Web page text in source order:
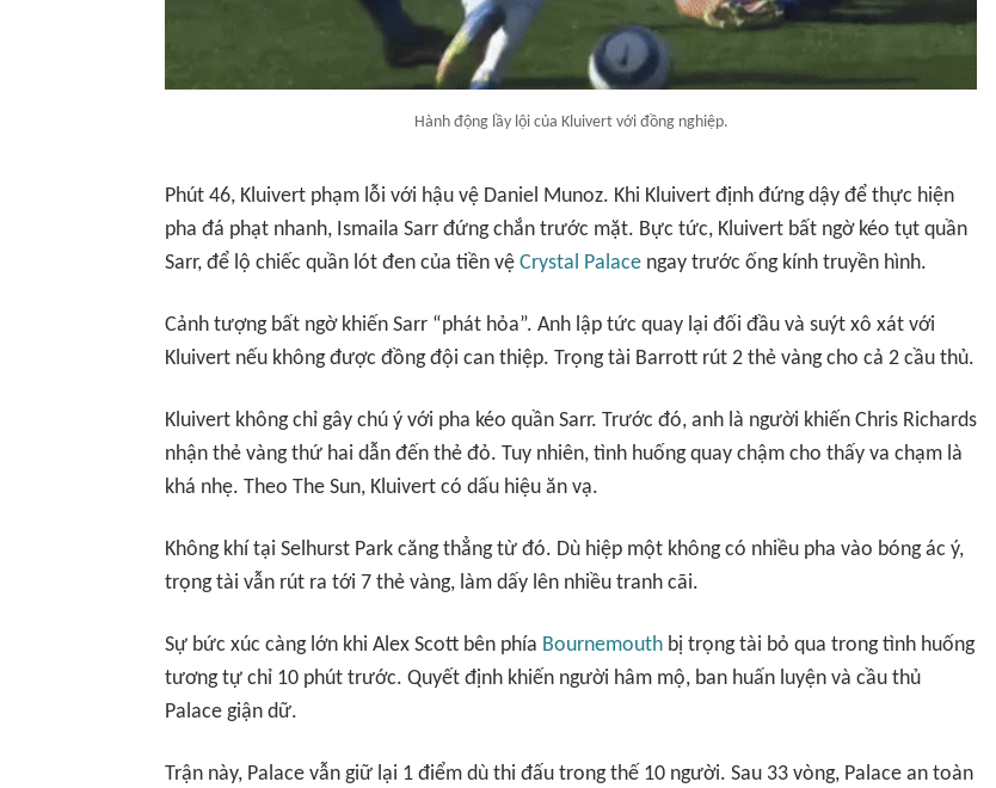
Hành động lầy lội của Kluivert với đồng nghiệp.
Phút 46, Kluivert phạm lỗi với hậu vệ Daniel Munoz. Khi Kluivert định đứng dậy để thực hiện
pha đá phạt nhanh, Ismaila Sarr đứng chắn trước mặt. Bực tức, Kluivert bất ngờ kéo tụt quần
Sarr, để lộ chiếc quần lót đen của tiền vệ Crystal Palace ngay trước ống kính truyền hình.
Cảnh tượng bất ngờ khiến Sarr “phát hỏa”. Anh lập tức quay lại đối đầu và suýt xô xát với
Kluivert nếu không được đồng đội can thiệp. Trọng tài Barrott rút 2 thẻ vàng cho cả 2 cầu thủ.
Kluivert không chỉ gây chú ý với pha kéo quần Sarr. Trước đó, anh là người khiến Chris Richards
nhận thẻ vàng thứ hai dẫn đến thẻ đỏ. Tuy nhiên, tình huống quay chậm cho thấy va chạm là
khá nhẹ. Theo The Sun, Kluivert có dấu hiệu ăn vạ.
Không khí tại Selhurst Park căng thẳng từ đó. Dù hiệp một không có nhiều pha vào bóng ác ý,
trọng tài vẫn rút ra tới 7 thẻ vàng, làm dấy lên nhiều tranh cãi.
Sự bức xúc càng lớn khi Alex Scott bên phía Bournemouth bị trọng tài bỏ qua trong tình huống
tương tự chỉ 10 phút trước. Quyết định khiến người hâm mộ, ban huấn luyện và cầu thủ
Palace giận dữ.
Trận này, Palace vẫn giữ lại 1 điểm dù thi đấu trong thế 10 người. Sau 33 vòng, Palace an toàn